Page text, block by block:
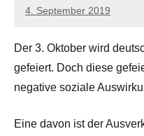
4. September 2019
admin
Der 3. Oktober wird
gefeiert. Doch diese
negative soziale
Eine davon ist der